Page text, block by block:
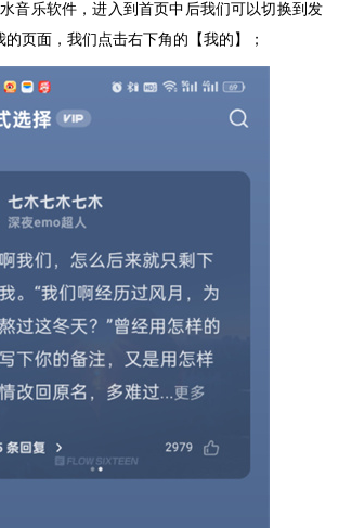
音乐软件，进入到首页中后我们可以切换到发
页面，我们点击右下角的【我的】；